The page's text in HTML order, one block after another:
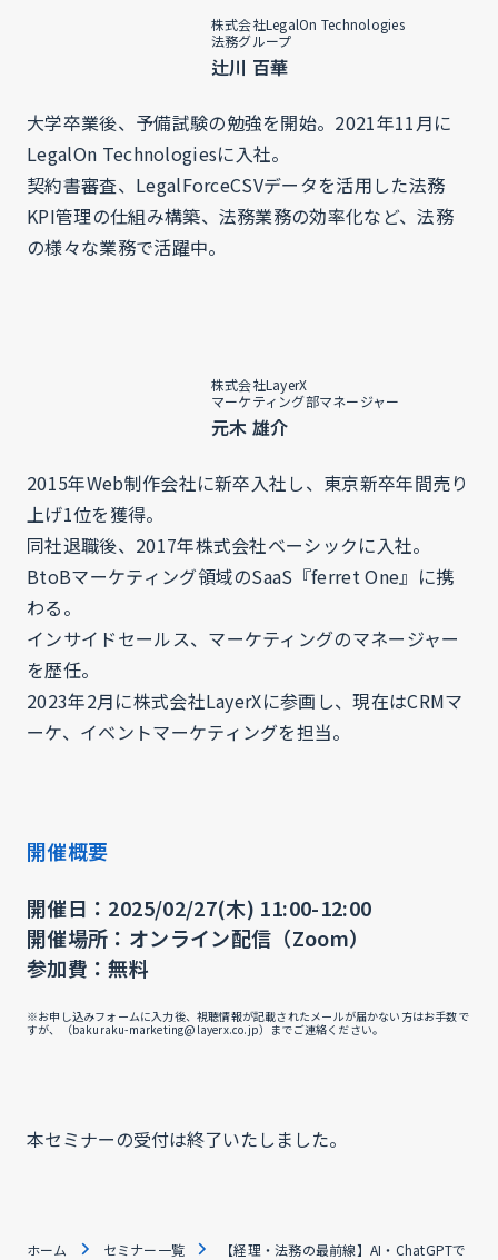
株式会社LegalOn Technologies
法務グループ
辻川 百華
大学卒業後、予備試験の勉強を開始。2021年11月に
LegalOn Technologiesに入社。
契約書審査、LegalForceCSVデータを活用した法務
KPI管理の仕組み構築、法務業務の効率化など、法務
の様々な業務で活躍中。
株式会社LayerX
マーケティング部マネージャー
元木 雄介
2015年Web制作会社に新卒入社し、東京新卒年間売り
上げ1位を獲得。
同社退職後、2017年株式会社ベーシックに入社。
BtoBマーケティング領域のSaaS『ferret One』に携
わる。
インサイドセールス、マーケティングのマネージャー
を歴任。
2023年2月に株式会社LayerXに参画し、現在はCRMマ
ーケ、イベントマーケティングを担当。
開催概要
開催日：2025/02/27(木) 11:00-12:00
開催場所：オンライン配信（Zoom）
参加費：無料
※お申し込みフォームに入力後、視聴情報が記載されたメールが届かない方はお手数で
すが、（bakuraku-marketing@layerx.co.jp）までご連絡ください。
本セミナーの受付は終了いたしました。
ホーム セミナー一覧
【経理・法務の最前線】AI・ChatGPTで